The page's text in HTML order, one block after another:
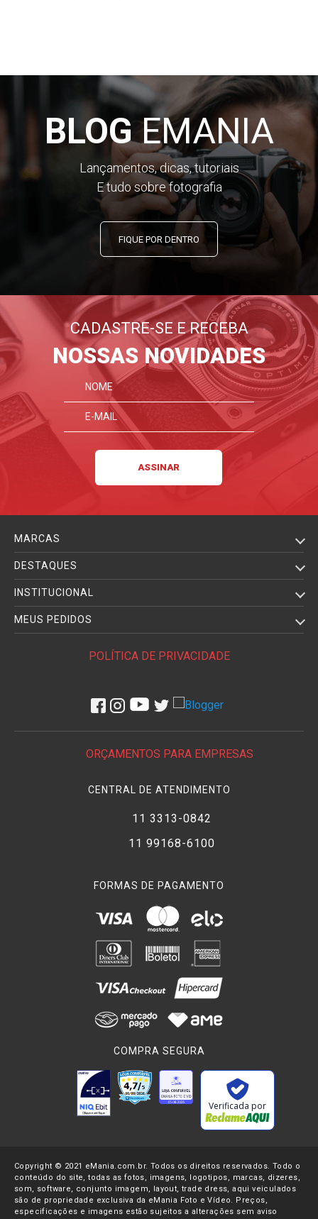
BLOGEMANIA
Lançamentos, dicas, tutoriais
E tudo sobre fotografia
FIQUE POR DENTRO
CADASTRE-SE E RECEBA
NOSSAS NOVIDADES
MARCAS
DESTAQUES
INSTITUCIONAL
MEUS PEDIDOS
POLÍTICA DE PRIVACIDADE
ORÇAMENTOS PARA EMPRESAS
CENTRAL DE ATENDIMENTO
11 3313-0842
11 99168-6100
FORMAS DE PAGAMENTO
COMPRA SEGURA
Verificada por
Copyright © 2021 eMania.com.br. Todos os direitos reservados. Todo o
conteúdo do site, todas as fotos, imagens, logotipos, marcas, dizeres,
som, software, conjunto imagem, layout, trade dress, aqui veiculados
são de propriedade exclusiva da eMania Foto e Vídeo. Preços,
especificações e imagens estão sujeitos a alterações sem aviso